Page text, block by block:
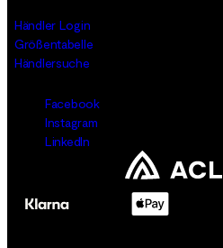
Händler Login
Größentabelle
Händlersuche
Facebook
Instagram
LinkedIn